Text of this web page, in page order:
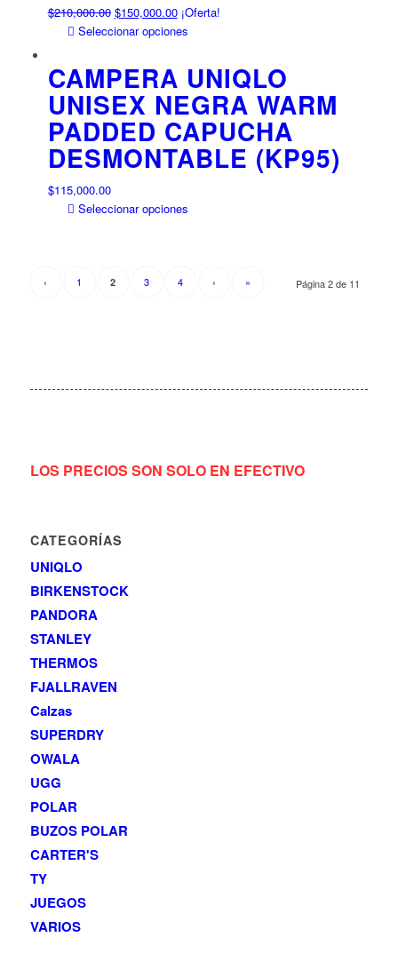
elegir
página
de
producto
$210,000.00 El
precio
era:
$210,000.00.
$150,000.00El
precio
es:
$150,000.00.
¡Oferta!
Seleccionar opciones
tiene
múltiples
variantes.
Las
opciones
se
producto
CAMPERA UNIQLO
UNISEX NEGRA WARM
PADDED CAPUCHA
DESMONTABLE (KP95)
$115,000.00
Seleccionar opciones
variantes.
en
producto
Página 2 de 11
‹ 1 2 3 4 › »
LOS PRECIOS SON SOLO EN EFECTIVO
CATEGORÍAS
UNIQLO
BIRKENSTOCK
PANDORA
STANLEY
THERMOS
FJALLRAVEN
Calzas
SUPERDRY
OWALA
UGG
POLAR
BUZOS POLAR
CARTER'S
TY
JUEGOS
VARIOS